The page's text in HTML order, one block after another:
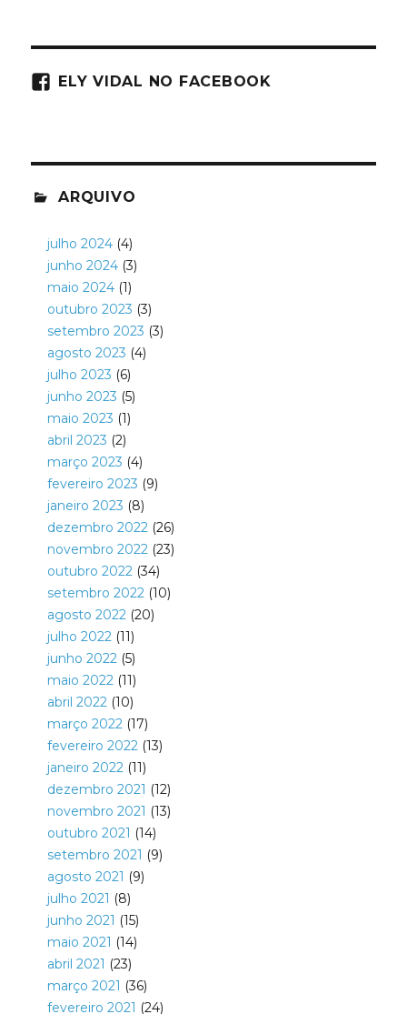
ELY VIDAL NO FACEBOOK
ARQUIVO
julho 2024(4)
junho 2024(3)
maio 2024(1)
outubro 2023 (3)
setembro 2023 (3)
agosto 2023 (4)
julho 2023 (6)
junho 2023 (5)
maio 2023 (1)
abril 2023 (2)
março 2023 (4)
fevereiro 2023 (9)
janeiro 2023 (8)
dezembro 2022(26)
novembro 2022(23)
outubro 2022(34)
setembro 2022(10)
agosto 2022(20)
julho 2022(11)
junho 2022(5)
maio 2022(11)
abril 2022(10)
março 2022(17)
fevereiro 2022(13)
janeiro 2022(11)
dezembro 2021 (12)
novembro 2021 (13)
outubro 2021 (14)
setembro 2021 (9)
agosto 2021 (9)
julho 2021 (8)
junho 2021 (15)
maio 2021 (14)
abril 2021 (23)
março 2021 (36)
fevereiro 2021 (24)